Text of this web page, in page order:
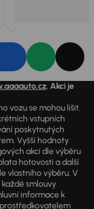
. Akci je
vozu se mohou lišit.
vstupních
poskytnutých
Vyšší hodnoty
akcí dle výběru
hotovosti a další
vlastního výběru. V
smlouvy
informace k